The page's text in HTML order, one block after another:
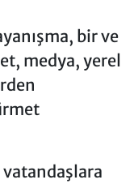
bir ve
medya, yerel
vatandaşlara